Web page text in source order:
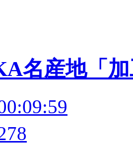
名産地「